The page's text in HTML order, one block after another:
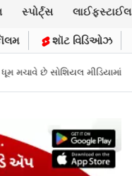
સ્પોર્ટ્સ લાઈફસ્ટાઈલ
શૉટ વિડિઓઝ
માની Metaની ભૂલ, ચાઈલ્ડ